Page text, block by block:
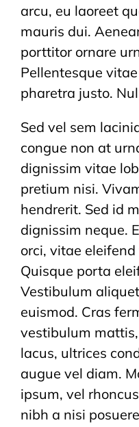
arcu, eu laoreet
mauris dui.
porttitor ornare
Pellentesque
pharetra justo.
Sed vel sem
congue non at
dignissim vitae
pretium nisi.
hendrerit. Sed id
dignissim neque.
orci, vitae
Quisque porta
Vestibulum
euismod. Cras
vestibulum
lacus, ultrices
augue vel diam.
ipsum, vel
nibh a nisi